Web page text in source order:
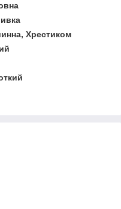
Хрестиком